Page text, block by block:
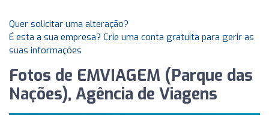
Quer solicitar uma alteração?
É esta a sua empresa? Crie uma conta gratuita para gerir as
suas informações
Fotos de EMVIAGEM (Parque das
Nações), Agência de Viagens